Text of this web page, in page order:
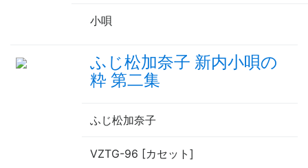
小唄
ふじ松加奈子 新内小唄の
粋 第二集
ふじ松加奈子
VZTG-96 [カセット]